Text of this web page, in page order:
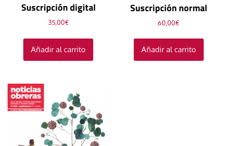
Suscripción digital
35,00€
Añadir al carrito
Suscripción normal
60,00€
Añadir al carrito